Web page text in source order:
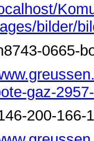
bilder/
0665-
gaz-
200-166-